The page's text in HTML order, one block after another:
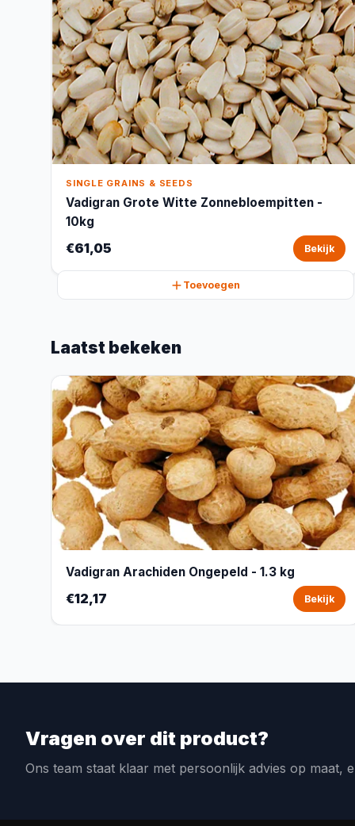
SINGLE GRAINS & SEEDS
Vadigran Grote Witte Zonnebloempitten -
10kg
€61,05 Bekijk
Toevoegen
Laatst bekeken
Vadigran Arachiden Ongepeld - 1.3 kg
€12,17 Bekijk
Vragen over dit product?
Ons team staat klaar met persoonlijk advies op maat,